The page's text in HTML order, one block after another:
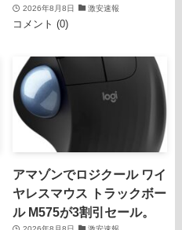
2026年8月8日 激安速報
コメント (0)
アマゾンでロジクール ワイ
ヤレスマウス トラックボー
ル M575が3割引セール。